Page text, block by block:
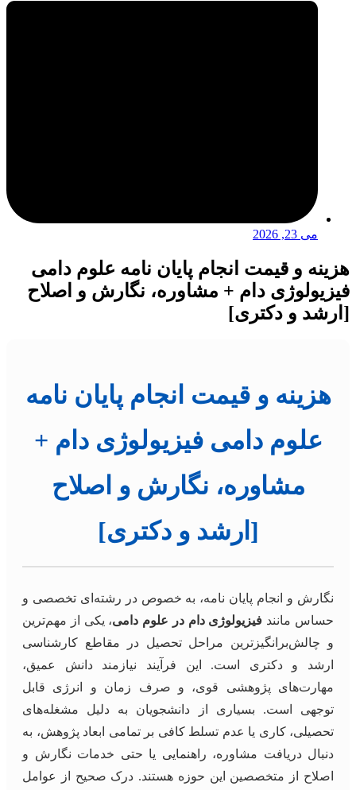
می 23, 2026
هزینه و قیمت انجام پایان نامه علوم دامی
فیزیولوژی دام + مشاوره، نگارش و اصلاح
[ارشد و دکتری]
هزینه و قیمت انجام پایان نامه
علوم دامی فیزیولوژی دام +
مشاوره، نگارش و اصلاح
[ارشد و دکتری]
نگارش و انجام پایان نامه، به خصوص در رشته‌ای تخصصی و
حساس مانند فیزیولوژی دام در علوم دامی، یکی از مهم‌ترین
و چالش‌برانگیزترین مراحل تحصیل در مقاطع کارشناسی
ارشد و دکتری است. این فرآیند نیازمند دانش عمیق،
مهارت‌های پژوهشی قوی، و صرف زمان و انرژی قابل
توجهی است. بسیاری از دانشجویان به دلیل مشغله‌های
تحصیلی، کاری یا عدم تسلط کافی بر تمامی ابعاد پژوهش، به
دنبال دریافت مشاوره، راهنمایی یا حتی خدمات نگارش و
اصلاح از متخصصین این حوزه هستند. درک صحیح از عوامل